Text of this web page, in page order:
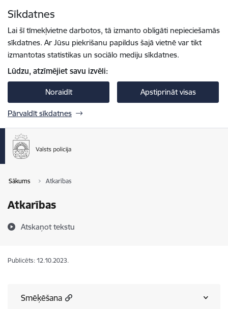
Sīkdatnes
Lai šī tīmekļvietne darbotos, tā izmanto obligāti nepieciešamās
sīkdatnes. Ar Jūsu piekrišanu papildus šajā vietnē var tikt
izmantotas statistikas un sociālo mediju sīkdatnes.
Lūdzu, atzīmējiet savu izvēli:
Noraidīt Apstiprināt visas
Pārvaldīt sīkdatnes
Sākums Atkarības
Atkarības
Atskaņot tekstu
Publicēts: 12.10.2023.
Smēķēšana